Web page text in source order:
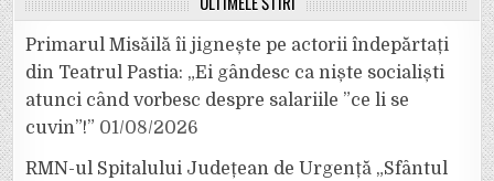
Primarul Misăilă îi jignește pe actorii îndepărtați
din Teatrul Pastia: „Ei gândesc ca niște socialiști
atunci când vorbesc despre salariile ”ce li se
cuvin”!” 01/08/2026
RMN-ul Spitalului Județean de Urgență „Sfântul